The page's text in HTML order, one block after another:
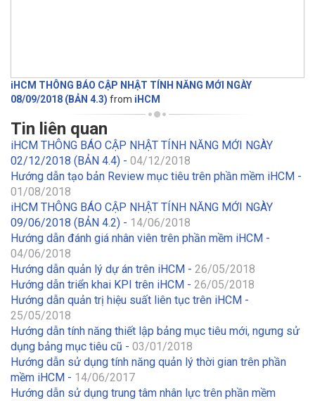
iHCM THÔNG BÁO CẬP NHẬT TÍNH NĂNG MỚI NGÀY
08/09/2018 (BẢN 4.3) from iHCM
Tin liên quan
iHCM THÔNG BÁO CẬP NHẬT TÍNH NĂNG MỚI NGÀY
02/12/2018 (BẢN 4.4) - 04/12/2018
Hướng dẫn tạo bản Review mục tiêu trên phần mềm iHCM -
01/08/2018
iHCM THÔNG BÁO CẬP NHẬT TÍNH NĂNG MỚI NGÀY
09/06/2018 (BẢN 4.2) - 14/06/2018
Hướng dẫn đánh giá nhân viên trên phần mềm iHCM -
04/06/2018
Hướng dẫn quản lý dự án trên iHCM - 26/05/2018
Hướng dẫn triển khai KPI trên iHCM - 26/05/2018
Hướng dẫn quản trị hiệu suất liên tục trên iHCM -
25/05/2018
Hướng dẫn tính năng thiết lập bảng mục tiêu mới, ngưng sử
dụng bảng mục tiêu cũ - 03/01/2018
Hướng dẫn sử dụng tính năng quản lý thời gian trên phần
mềm iHCM - 14/06/2017
Hướng dẫn sử dụng trung tâm nhân lực trên phần mềm